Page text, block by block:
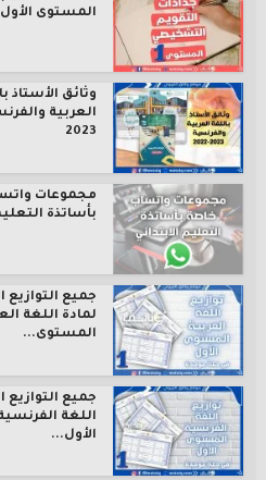
المستوى الأول 2022-2023
وثائق الأستاذ
2023
مجموعات
بأساتذة
جميع التوازيع
لمادة اللغة
المستوى...
جميع التوازيع
اللغة
الأول...